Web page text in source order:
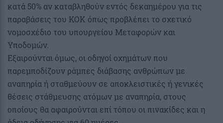
κατά 50% αν καταβληθούν εντός δεκαημέρου για τις
παραβάσεις του ΚΟΚ όπως προβλέπει το σχετικό
νομοσχέδιο του υπουργείου Μεταφορών και
Υποδομών.
Εξαιρούνται όμως, οι οδηγοί οχημάτων που
παρεμποδίζουν ράμπες διάβασης ανθρώπων με
αναπηρία ή σταθμεύουν σε αποκλειστικές ή γενικές
θέσεις στάθμευσης ατόμων με αναπηρία, στους
οποίους θα αφαιρούνται επί τόπου οι πινακίδες και η